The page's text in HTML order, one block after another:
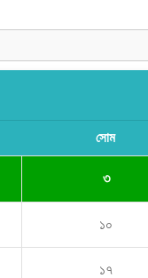
সোম
৩
১০
১৭